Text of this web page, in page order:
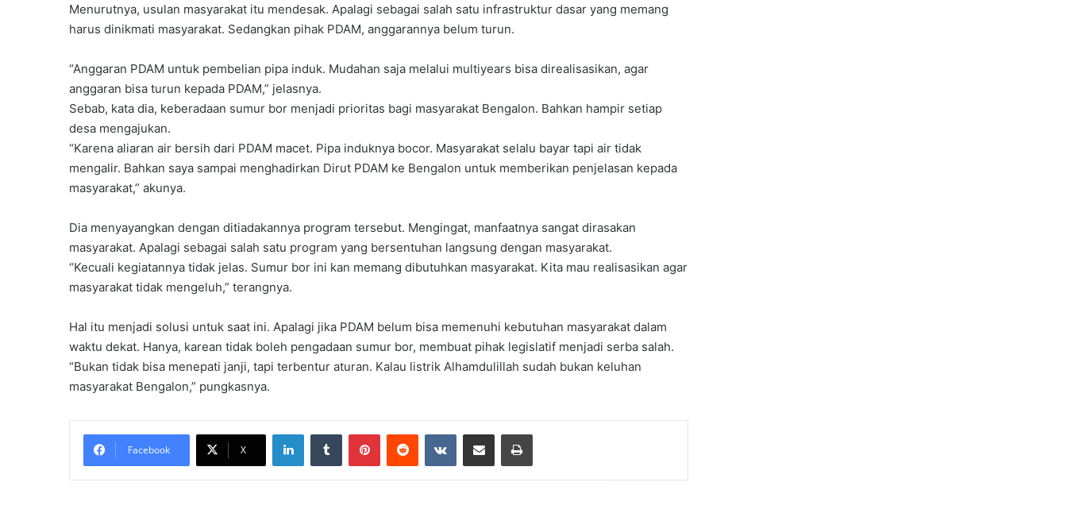
Menurutnya, usulan masyarakat itu mendesak. Apalagi sebagai salah satu infrastruktur dasar yang memang
harus dinikmati masyarakat. Sedangkan pihak PDAM, anggarannya belum turun.
“Anggaran PDAM untuk pembelian pipa induk. Mudahan saja melalui multiyears bisa direalisasikan, agar
anggaran bisa turun kepada PDAM,” jelasnya.
Sebab, kata dia, keberadaan sumur bor menjadi prioritas bagi masyarakat Bengalon. Bahkan hampir setiap
desa mengajukan.
“Karena aliaran air bersih dari PDAM macet. Pipa induknya bocor. Masyarakat selalu bayar tapi air tidak
mengalir. Bahkan saya sampai menghadirkan Dirut PDAM ke Bengalon untuk memberikan penjelasan kepada
masyarakat,” akunya.
Dia menyayangkan dengan ditiadakannya program tersebut. Mengingat, manfaatnya sangat dirasakan
masyarakat. Apalagi sebagai salah satu program yang bersentuhan langsung dengan masyarakat.
“Kecuali kegiatannya tidak jelas. Sumur bor ini kan memang dibutuhkan masyarakat. Kita mau realisasikan agar
masyarakat tidak mengeluh,” terangnya.
Hal itu menjadi solusi untuk saat ini. Apalagi jika PDAM belum bisa memenuhi kebutuhan masyarakat dalam
waktu dekat. Hanya, karean tidak boleh pengadaan sumur bor, membuat pihak legislatif menjadi serba salah.
“Bukan tidak bisa menepati janji, tapi terbentur aturan. Kalau listrik Alhamdulillah sudah bukan keluhan
masyarakat Bengalon,” pungkasnya.
Facebook X